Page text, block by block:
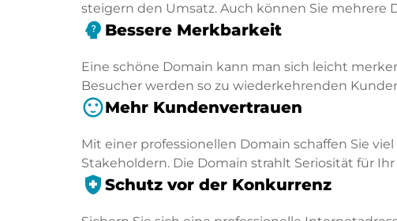
steigern den Umsatz. Auch können Sie mehrere
psychology_alt Bessere Merkbarkeit
Eine schöne Domain kann man sich leicht
Besucher werden so zu wiederkehrenden
sentiment_satisfiedMehr Kundenvertrauen
Mit einer professionellen Domain schaffen Sie
Stakeholdern. Die Domain strahlt Seriosität für Ihr
health_and_safety Schutz vor der Konkurrenz